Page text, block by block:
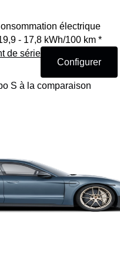
électrique
- 17,8 kWh/100 km *
de série
Configurer
S à la comparaison